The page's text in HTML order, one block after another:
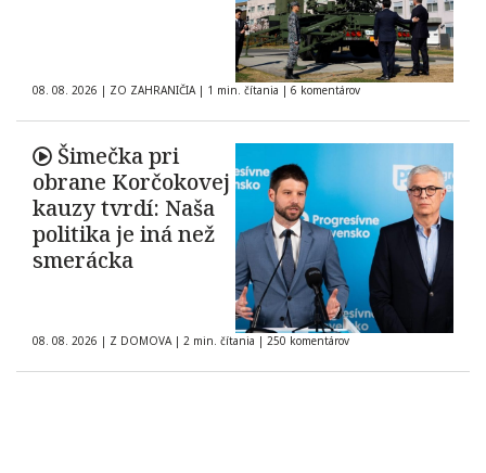
08. 08. 2026 | ZO ZAHRANIČIA | 1 min. čítania | 6 komentárov
Šimečka pri
obrane Korčokovej
kauzy tvrdí: Naša
politika je iná než
smerácka
08. 08. 2026 | Z DOMOVA | 2 min. čítania | 250 komentárov